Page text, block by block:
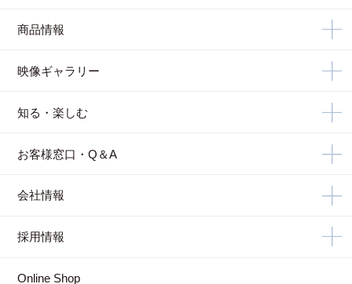
商品情報
映像ギャラリー
知る・楽しむ
お客様窓口・Q＆A
会社情報
採用情報
Online Shop